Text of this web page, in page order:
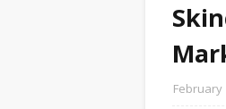
February